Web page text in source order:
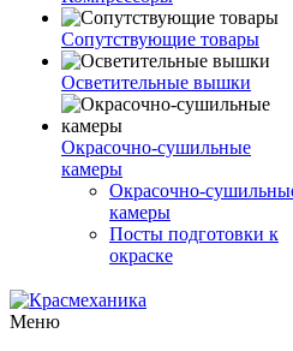
Сопутствующие товары
Осветительные вышки
Окрасочно-сушильные
камеры
Окрасочно-
камеры
Посты подготовки к
окраске
Меню